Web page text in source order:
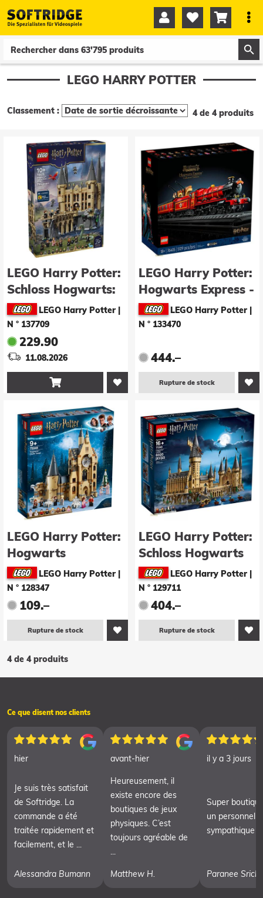
   
LEGO HARRY POTTER
Classement : 4 de 4 produits
LEGO Harry Potter:
Schloss Hogwarts:
Ostflügel (76473)
LEGO Harry Potter
N ° 137709
229.90
11.08.2026

LEGO Harry Potter:
Hogwarts Express -
Collector's Edition
(76405)
LEGO Harry Potter
N ° 133470
444.–
Rupture de stock
LEGO Harry Potter:
Hogwarts
Uhrenturm (75948)
LEGO Harry Potter
N ° 128347
109.–
Rupture de stock
LEGO Harry Potter:
Schloss Hogwarts
(71043)LEGO Harry Potter
N ° 129711
404.–
Rupture de stock
4 de 4 produits
Ce que disent nos clients
hier
Je suis très satisfait
de Softridge. La
commande a été
traitée rapidement et
facilement, et le ...
Alessandra Bumann
avant-hier
Heureusement, il
existe encore des
boutiques de jeux
physiques. C’est
toujours agréable de
...
Matthew H.
il y a 3 jours
Super
un personnel
sympathique
Paranee